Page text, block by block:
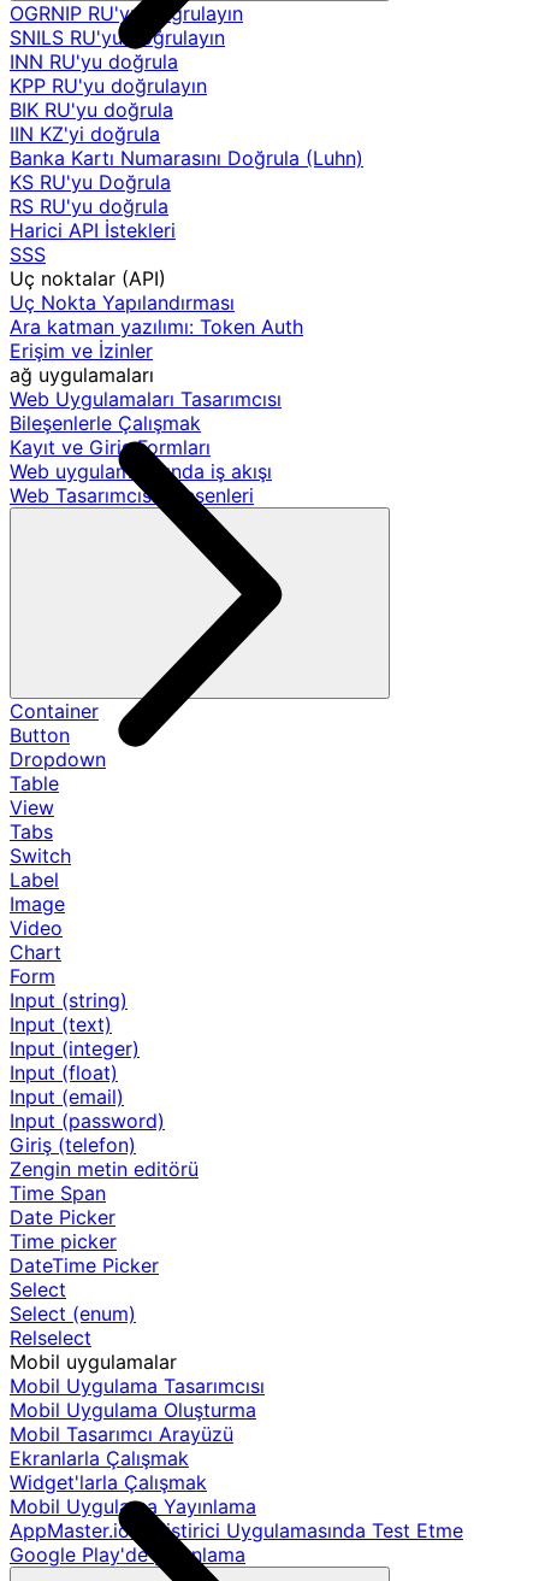
OGRNIP RU'yu doğrulayın
SNILS RU'yu doğrulayın
INN RU'yu doğrula
KPP RU'yu doğrulayın
BIK RU'yu doğrula
IIN KZ'yi doğrula
Banka Kartı Numarasını Doğrula (Luhn)
KS RU'yu Doğrula
RS RU'yu doğrula
Harici API İstekleri
SSS
Uç noktalar (API)
Uç Nokta Yapılandırması
Ara katman yazılımı: Token Auth
Erişim ve İzinler
ağ uygulamaları
Web Uygulamaları Tasarımcısı
Bileşenlerle Çalışmak
Kayıt ve Giriş Formları
Web uygulamalarında iş akışı
Web Tasarımcısı Bileşenleri
Container
Button
Dropdown
Table
View
Tabs
Switch
Label
Image
Video
Chart
Form
Input (string)
Input (text)
Input (integer)
Input (float)
Input (email)
Input (password)
Giriş (telefon)
Zengin metin editörü
Time Span
Date Picker
Time picker
DateTime Picker
Select
Select (enum)
Relselect
Mobil uygulamalar
Mobil Uygulama Tasarımcısı
Mobil Uygulama Oluşturma
Mobil Tasarımcı Arayüzü
Ekranlarla Çalışmak
Widget'larla Çalışmak
Mobil Uygulama Yayınlama
AppMaster.io Geliştirici Uygulamasında Test Etme
Google Play'de yayınlama